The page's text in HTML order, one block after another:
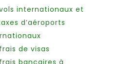
internationaux et
d’aéroports
de visas
bancaires à